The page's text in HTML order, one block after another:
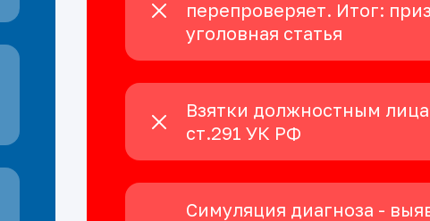
перепроверяет. Итог:
уголовная статья
Взятки должностным
ст.291 УК РФ
Симуляция диагноза -